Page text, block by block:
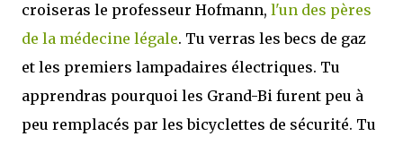
croiseras le professeur Hofmann, l'un des pères
de la médecine légale. Tu verras les becs de gaz
et les premiers lampadaires électriques. Tu
apprendras pourquoi les Grand-Bi furent peu à
peu remplacés par les bicyclettes de sécurité. Tu